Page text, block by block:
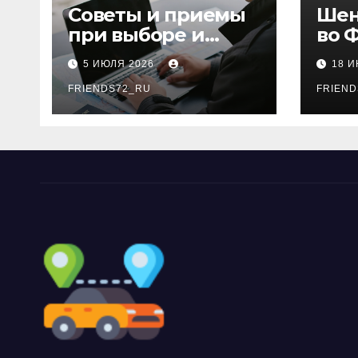
Советы и приемы
при выборе и
бронировании
авиабилетов
5 ИЮЛЯ 2026
FRIENDS72_RU
во
18